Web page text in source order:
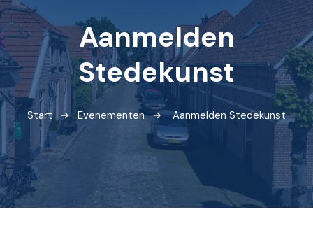
Aanmelden
Stedekunst
Start Evenementen Aanmelden Stedekunst